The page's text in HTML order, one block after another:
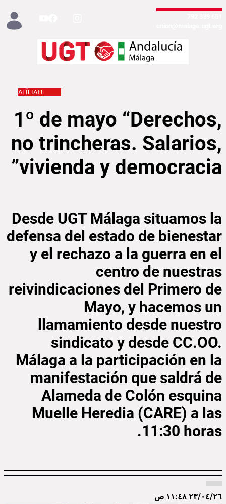
تخطي إلى المحتوى الرئيسي
vivienda y democracia” - Málaga
1º de mayo “Derechos,
no trincheras. Salarios,
vivienda y democracia”
Desde UGT Málaga situamos la
defensa del estado de bienestar
y el rechazo a la guerra en el
centro de nuestras
reivindicaciones del Primero de
Mayo, y hacemos un
llamamiento desde nuestro
sindicato y desde CC.OO.
Málaga a la participación en la
manifestación que saldrá de
Alameda de Colón esquina
Muelle Heredia (CARE) a las
11:30 horas.
٢٣/٠٤/٢٦ ١١:٤٨ ص